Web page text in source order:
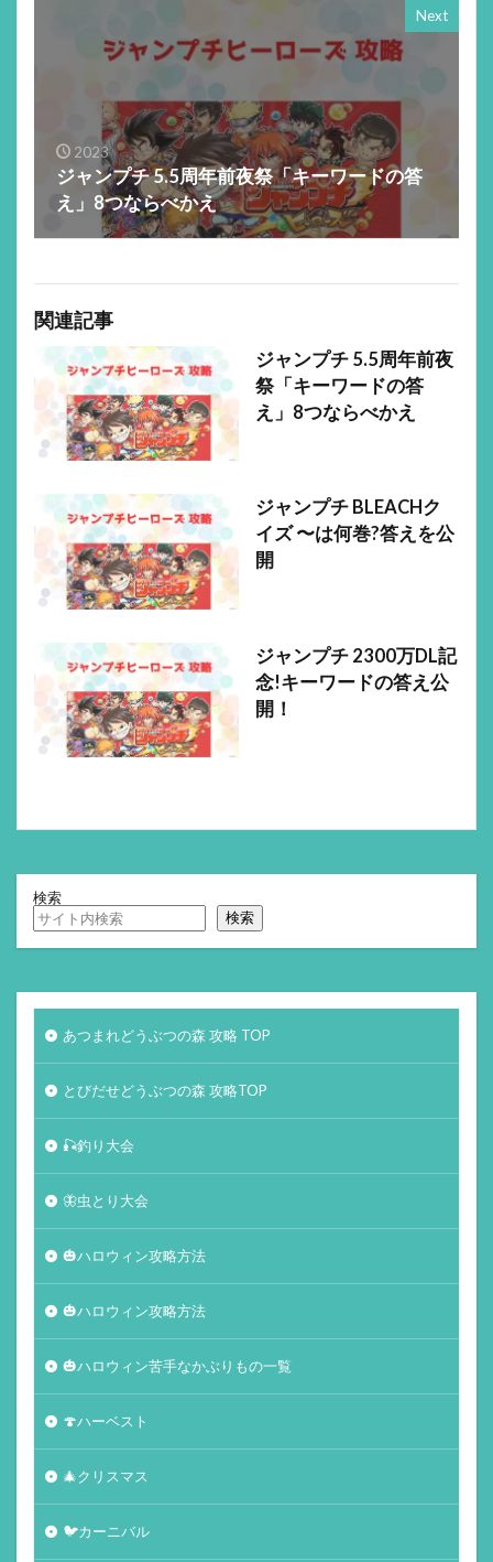
Next
2023
ジャンプチ 5.5周年前夜祭「キーワードの答
え」8つならべかえ
関連記事
ジャンプチ 5.5周年前夜
祭「キーワードの答
え」8つならべかえ
ジャンプチ BLEACHク
イズ 〜は何巻?答えを公
開
ジャンプチ 2300万DL記
念!キーワードの答え公
開！
検索
検索
あつまれどうぶつの森 攻略 TOP
とびだせどうぶつの森 攻略TOP
🎣釣り大会
🦋虫とり大会
🎃ハロウィン攻略方法
🎃ハロウィン攻略方法
🎃ハロウィン苦手なかぶりもの一覧
🍄ハーベスト
🎄クリスマス
🐦カーニバル